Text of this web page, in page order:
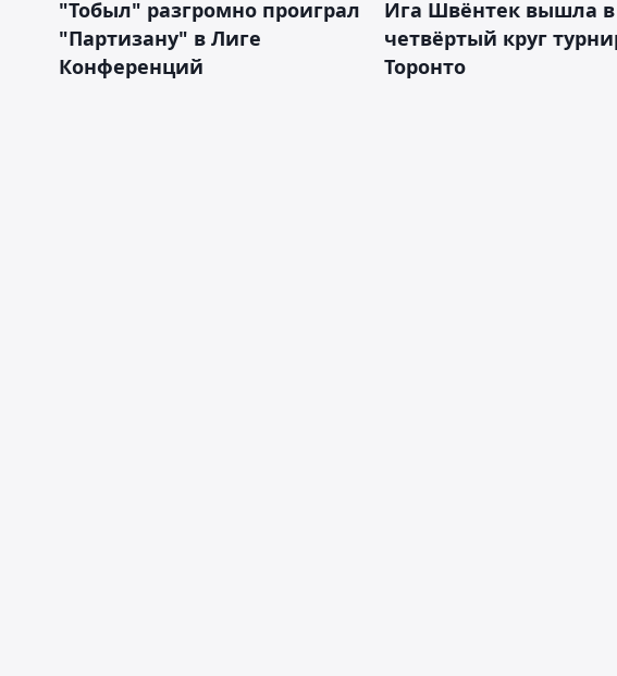
"Тобыл" разгромно проиграл
"Партизану" в Лиге
Конференций
Ига Швёнтек вышла в
четвёртый круг
Торонто